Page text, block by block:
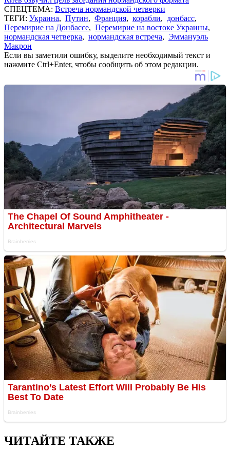
СПЕЦТЕМА: Встреча нормандской четверки
ТЕГИ: Украина, Путин, Франция, корабли, донбасс,
Перемирие на Донбассе, Перемирие на востоке Украины,
нормандская четверка, нормандская встреча, Эммануэль
Макрон
Если вы заметили ошибку, выделите необходимый текст и
нажмите Ctrl+Enter, чтобы сообщить об этом редакции.
ЧИТАЙТЕ ТАКЖЕ